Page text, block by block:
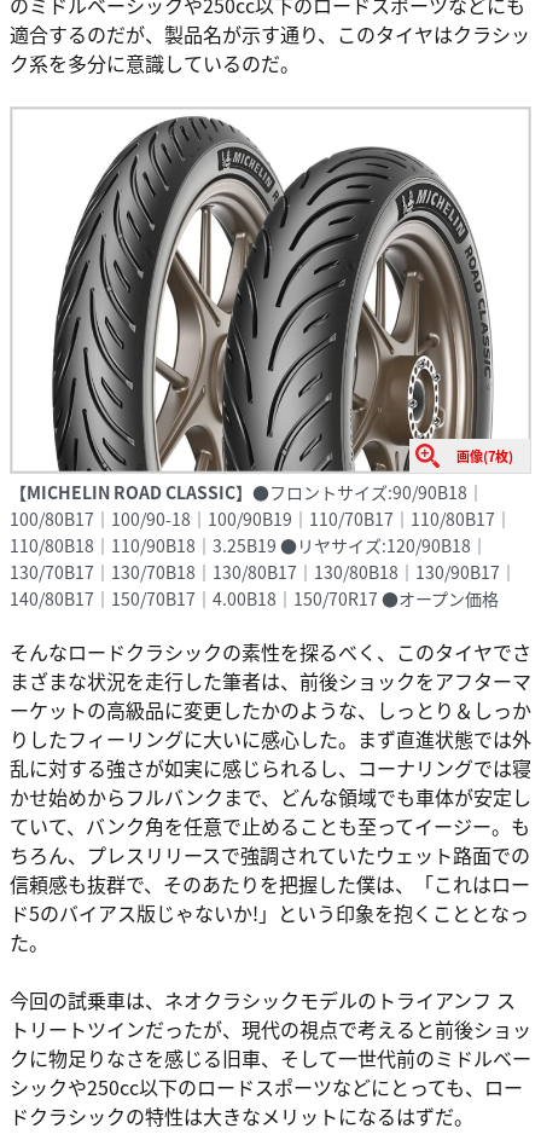
適合するのだが、製品名が示す通り、このタイヤはクラシッ
ク系を多分に意識しているのだ。
画像(7枚)
【MICHELIN ROAD CLASSIC】 ●フロントサイズ:90/90B18｜
100/80B17｜100/90-18｜100/90B19｜110/70B17｜110/80B17｜
110/80B18｜110/90B18｜3.25B19 ●リヤサイズ:120/90B18｜
130/70B17｜130/70B18｜130/80B17｜130/80B18｜130/90B17｜
140/80B17｜150/70B17｜4.00B18｜150/70R17 ●オープン価格
そんなロードクラシックの素性を探るべく、このタイヤでさ
まざまな状況を走行した筆者は、前後ショックをアフターマ
ーケットの高級品に変更したかのような、しっとり＆しっか
りしたフィーリングに大いに感心した。まず直進状態では外
乱に対する強さが如実に感じられるし、コーナリングでは寝
かせ始めからフルバンクまで、どんな領域でも車体が安定し
ていて、バンク角を任意で止めることも至ってイージー。も
ちろん、プレスリリースで強調されていたウェット路面での
信頼感も抜群で、そのあたりを把握した僕は、「これはロー
ド5のバイアス版じゃないか!」という印象を抱くこととなっ
た。
今回の試乗車は、ネオクラシックモデルのトライアンフ ス
トリートツインだったが、現代の視点で考えると前後ショッ
クに物足りなさを感じる旧車、そして一世代前のミドルベー
シックや250cc以下のロードスポーツなどにとっても、ロー
ドクラシックの特性は大きなメリットになるはずだ。